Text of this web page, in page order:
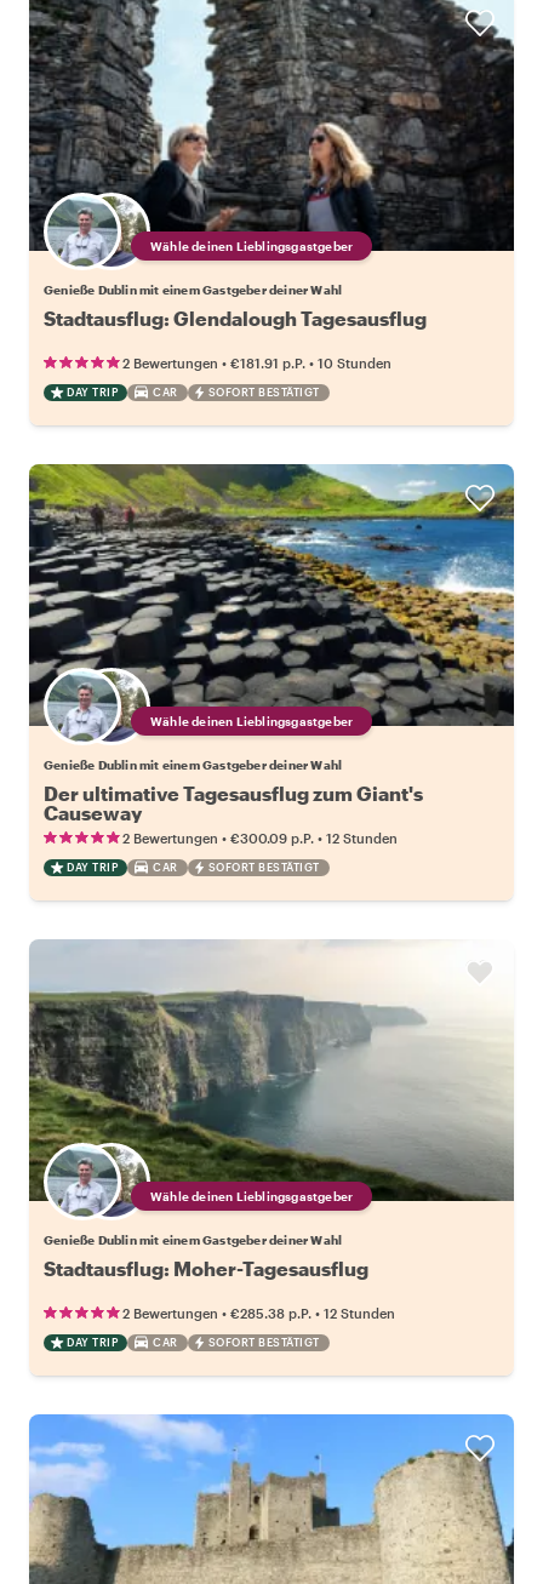
Wähle deinen Lieblingsgastgeber
Genieße Dublin mit einem Gastgeber deiner Wahl
Stadtausflug: Glendalough Tagesausflug
2 Bewertungen • €181.91 p.P. • 10 Stunden
DAY TRIP CAR SOFORT BESTÄTIGT
Wähle deinen Lieblingsgastgeber
Genieße Dublin mit einem Gastgeber deiner Wahl
Der ultimative Tagesausflug zum Giant's
Causeway
2 Bewertungen • €300.09 p.P. • 12 Stunden
DAY TRIP CAR SOFORT BESTÄTIGT
Wähle deinen Lieblingsgastgeber
Genieße Dublin mit einem Gastgeber deiner Wahl
Stadtausflug: Moher-Tagesausflug
2 Bewertungen • €285.38 p.P. • 12 Stunden
DAY TRIP CAR SOFORT BESTÄTIGT